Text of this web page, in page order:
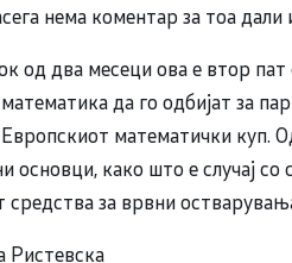
нема коментар за тоа дали
од два месеци ова е втор
да го одбијат за
математички куп.
основци, како што е случај
средства за врвни
Ристевска